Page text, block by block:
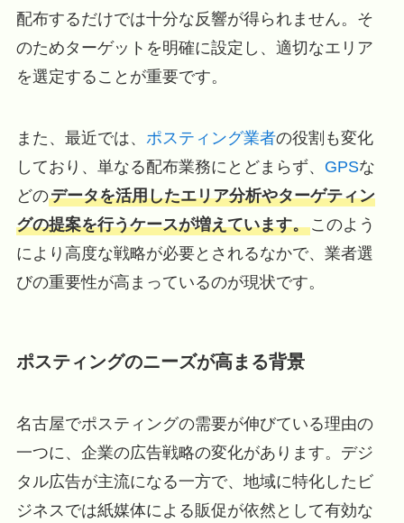
配布するだけでは十分な反響が得られません。そ
のためターゲットを明確に設定し、適切なエリア
を選定することが重要です。
また、最近では、 ポスティング業者の役割も変化
しており、単なる配布業務にとどまらず、 GPSな
どのデータを活用したエリア分析やターゲティン
グの提案を行うケースが増えています。このよう
により高度な戦略が必要とされるなかで、業者選
びの重要性が高まっているのが現状です。
ポスティングのニーズが高まる背景
名古屋でポスティングの需要が伸びている理由の
一つに、企業の広告戦略の変化があります。デジ
タル広告が主流になる一方で、地域に特化したビ
ジネスでは紙媒体による販促が依然として有効な